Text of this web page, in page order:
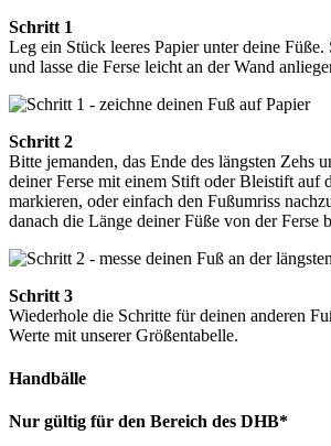
Schritt 1
Leg ein Stück leeres Papier unter deine Füße.
und lasse die Ferse leicht an der Wand
Schritt 2
Bitte jemanden, das Ende des längsten Zehs
deiner Ferse mit einem Stift oder Bleistift auf
markieren, oder einfach den Fußumriss
danach die Länge deiner Füße von der Ferse
Schritt 3
Wiederhole die Schritte für deinen anderen
Werte mit unserer Größentabelle.
Handbälle
Nur gültig für den Bereich des DHB*